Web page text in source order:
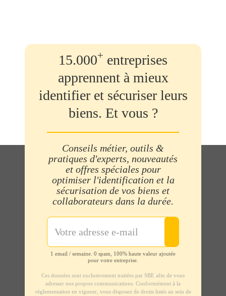
15.000+ entreprises
apprennent à mieux
identifier et sécuriser leurs
biens. Et vous ?
Conseils métier, outils &
pratiques d'experts, nouveautés
et offres spéciales pour
optimiser l'identification et la
sécurisation de vos biens et
collaborateurs dans la durée.
1 email / semaine. 0 spam, 100% haute valeur ajoutée
pour votre entreprise.
Ces données sont exclusivement traitées par SBE afin de vous
adresser nos propres communications. Conformément à la
règlementation en vigueur, vous disposez de droits listés au sein de